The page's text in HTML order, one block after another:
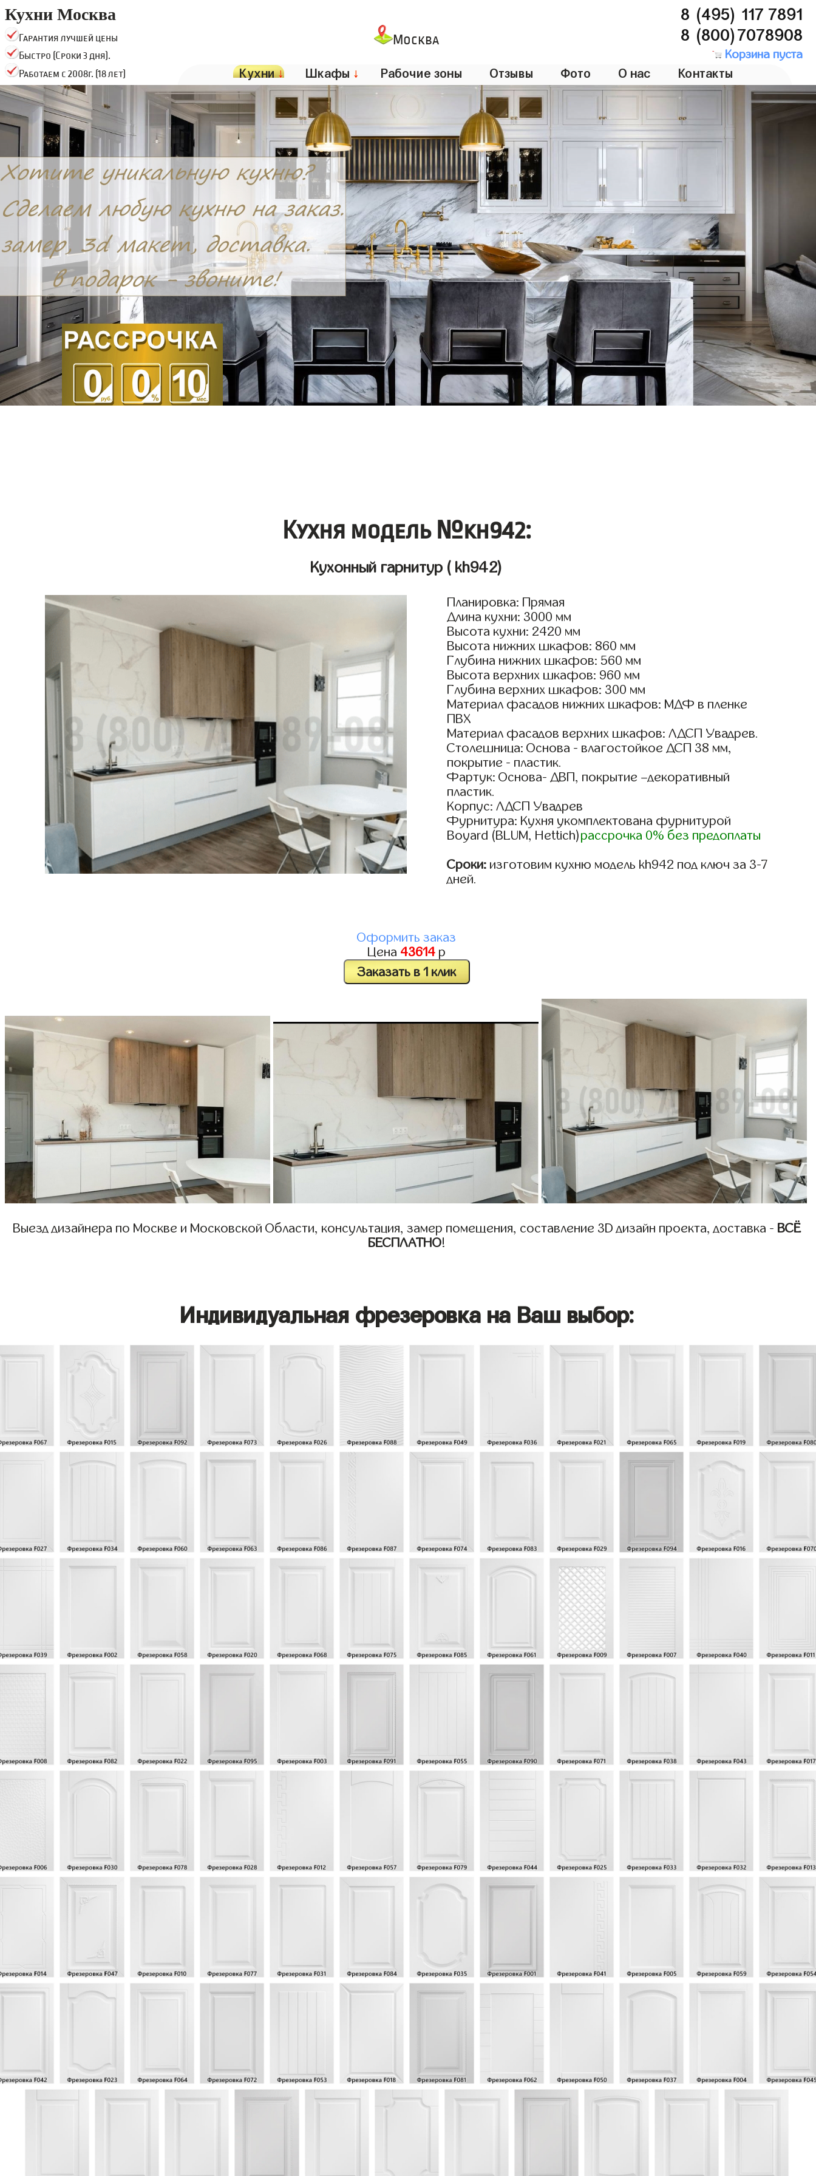
Кухни Москва
Гарантия лучшей цены
Быстро (Сроки 3 дня).
Работаем с 2008г. (18 лет)
Москва
8 (495) 117 7891
8 (800)7078908
Корзина пуста
Кухни↓ Шкафы ↓ Рабочие зоны Отзывы Фото О нас Контакты
Кухня модель №kh942:
Кухонный гарнитур ( kh942)
Планировка: Прямая
Длина кухни: 3000 мм
Высота кухни: 2420 мм
Высота нижних шкафов: 860 мм
Глубина нижних шкафов: 560 мм
Высота верхних шкафов: 960 мм
Глубина верхних шкафов: 300 мм
Материал фасадов нижних шкафов: МДФ в пленке
ПВХ
Материал фасадов верхних шкафов: ЛДСП Увадрев.
Столешница: Основа - влагостойкое ДСП 38 мм,
покрытие - пластик.
Фартук: Основа- ДВП, покрытие –декоративный
пластик.
Корпус: ЛДСП Увадрев
Фурнитура: Кухня укомплектована фурнитурой
Boyard (BLUM, Hettich)рассрочка 0% без предоплаты
Сроки: изготовим кухню модель kh942 под ключ за 3-7
дней.
Оформить заказ
Цена 43614 р
Заказать в 1 клик
Выезд дизайнера по Москве и Московской Области, консультация, замер помещения, составление 3D дизайн проекта, доставка - ВСЁ
БЕСПЛАТНО!
Индивидуальная фрезеровка на Ваш выбор: